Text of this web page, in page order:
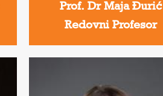
Prof. Dr Maja Đurić
Redovni Profesor